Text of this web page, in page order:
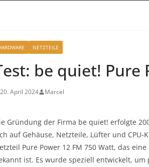
NETZTEILE
be quiet! Pure
20. April 2024 Marcel
Gründung der Firma be quiet! erfolgte
auf Gehäuse, Netzteile, Lüfter und
Pure Power 12 FM 750 Watt, das
ist. Es wurde speziell entwickelt, um